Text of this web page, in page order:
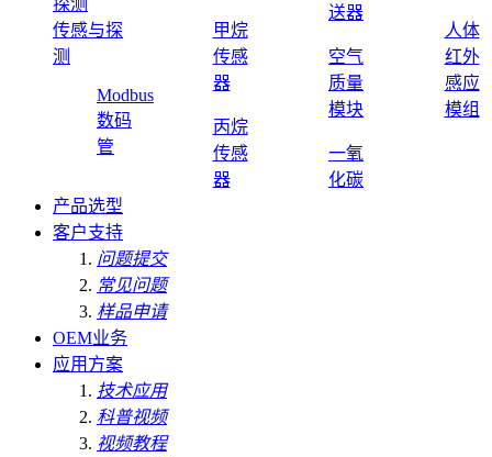
传感与探
测
Modbus
数码
管
甲烷
传感
器
丙烷
传感
器
送器
空气
质量
模块
一氧
化碳
人体
红外
感应
模组
产品选型
客户支持
问题提交
常见问题
样品申请
OEM业务
应用方案
技术应用
科普视频
视频教程